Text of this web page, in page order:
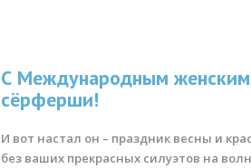
С Международным
сёрферши!
И вот настал он – праздник весны и
без ваших прекрасных силуэтов на